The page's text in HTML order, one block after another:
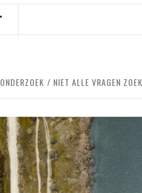
ONDERZOEK NIET ALLE VRAGEN